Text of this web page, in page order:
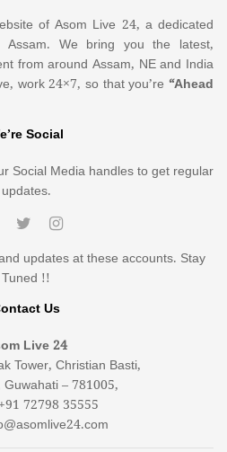
of Asom Live 24, a dedicated
Assam. We bring you the latest,
from around Assam, NE and India
work 24×7, so that you’re “Ahead
Social
Social Media handles to get regular
updates.
updates at these accounts. Stay
Tuned !!
Us
Live 24
Tower, Christian Basti,
– 781005,
72798 35555